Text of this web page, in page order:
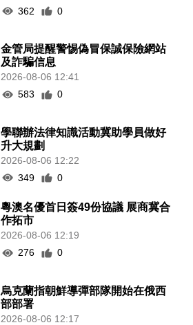
362
0
金管局提醒警惕偽冒保誠保險網站
及詐騙信息
2026-08-06 12:41
583
0
學聯辦法律知識活動冀助學員做好
升大規劃
2026-08-06 12:22
349
0
粵澳名優首日簽49份協議 展商冀合
作拓市
2026-08-06 12:19
276
0
烏克蘭指朝鮮導彈部隊開始在俄西
部部署
2026-08-06 12:17